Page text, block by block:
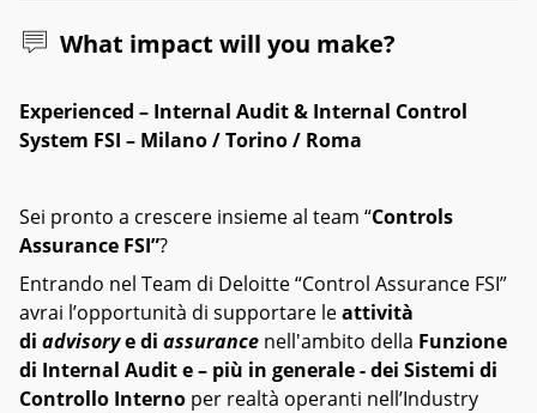
What impact will you make?
Experienced – Internal Audit & Internal Control
System FSI – Milano / Torino / Roma
Sei pronto a crescere insieme al team “Controls
Assurance FSI”?
Entrando nel Team di Deloitte “Control Assurance FSI”
avrai l’opportunità di supportare leattività
di advisorye di assurance nell'ambito della Funzione
di Internal Audit e – più in generale - dei Sistemi di
Controllo Interno per realtà operanti nell’Industry